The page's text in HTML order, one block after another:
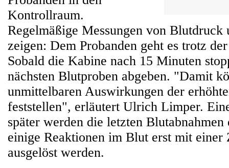
Kontrollraum.
Regelmäßige Messungen von Blutdruck
zeigen: Dem Probanden geht es trotz
Sobald die Kabine nach 15 Minuten
nächsten Blutproben abgeben. "Damit
unmittelbaren Auswirkungen der
feststellen", erläutert Ulrich Limper.
später werden die letzten
einige Reaktionen im Blut erst mit einer
ausgelöst werden.